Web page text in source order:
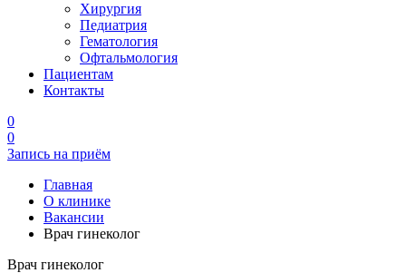
Хирургия
Педиатрия
Гематология
Офтальмология
Пациентам
Контакты
0
0
Запись на приём
Главная
О клинике
Вакансии
Врач гинеколог
Врач гинеколог